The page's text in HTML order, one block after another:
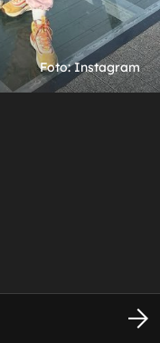
Foto: Instagram